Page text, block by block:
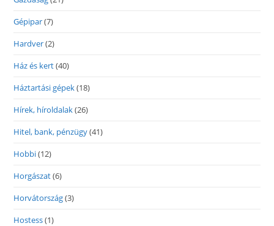
Gépipar(7)
Hardver(2)
Ház és kert(40)
Háztartási gépek(18)
Hírek, híroldalak(26)
Hitel, bank, pénzügy(41)
Hobbi(12)
Horgászat(6)
Horvátország(3)
Hostess(1)